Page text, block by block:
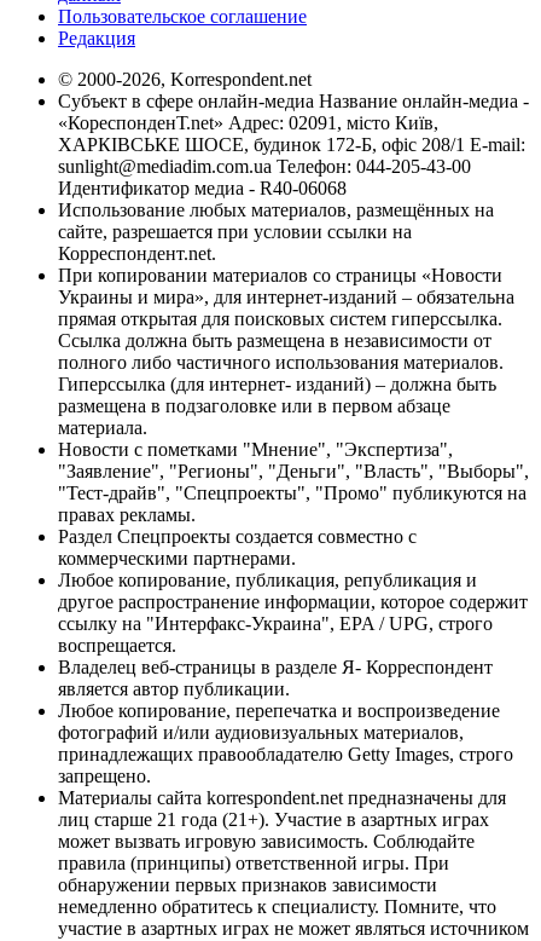
Пользовательское соглашение
Редакция
© 2000-2026, Korrespondent.net
Субъект в сфере онлайн-медиа Название онлайн-медиа -
«КореспонденТ.net» Адрес: 02091, місто Київ,
ХАРКІВСЬКЕ ШОСЕ, будинок 172-Б, офіс 208/1 E-mail:
sunlight@mediadim.com.ua Телефон: 044-205-43-00
Идентификатор медиа - R40-06068
Использование любых материалов, размещённых на
сайте, разрешается при условии ссылки на
Корреспондент.net.
При копировании материалов со страницы «Новости
Украины и мира», для интернет-изданий – обязательна
прямая открытая для поисковых систем гиперссылка.
Ссылка должна быть размещена в независимости от
полного либо частичного использования материалов.
Гиперссылка (для интернет- изданий) – должна быть
размещена в подзаголовке или в первом абзаце
материала.
Новости с пометками "Мнение", "Экспертиза",
"Заявление", "Регионы", "Деньги", "Власть", "Выборы",
"Тест-драйв", "Спецпроекты", "Промо" публикуются на
правах рекламы.
Раздел Спецпроекты создается совместно с
коммерческими партнерами.
Любое копирование, публикация, републикация и
другое распространение информации, которое содержит
ссылку на "Интерфакс-Украина", EPA / UPG, строго
воспрещается.
Владелец веб-страницы в разделе Я- Корреспондент
является автор публикации.
Любое копирование, перепечатка и воспроизведение
фотографий и/или аудиовизуальных материалов,
принадлежащих правообладателю Getty Images, строго
запрещено.
Материалы сайта korrespondent.net предназначены для
лиц старше 21 года (21+). Участие в азартных играх
может вызвать игровую зависимость. Соблюдайте
правила (принципы) ответственной игры. При
обнаружении первых признаков зависимости
немедленно обратитесь к специалисту. Помните, что
участие в азартных играх не может являться источником